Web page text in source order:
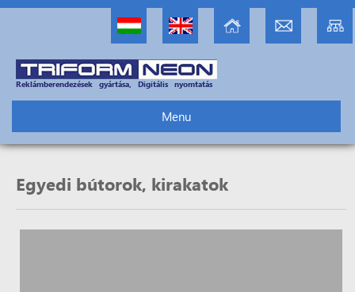
Reklámberendezések gyártása, Digitális nyomtatás
Menu
Egyedi bútorok, kirakatok